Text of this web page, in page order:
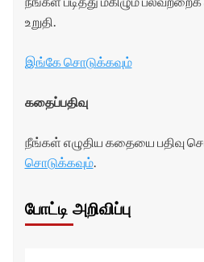
உறுதி.
இங்கே சொடுக்கவும்
கதைப்பதிவு
நீங்கள் எழுதிய கதையை பதிவு
சொடுக்கவும்.
போட்டி அறிவிப்பு